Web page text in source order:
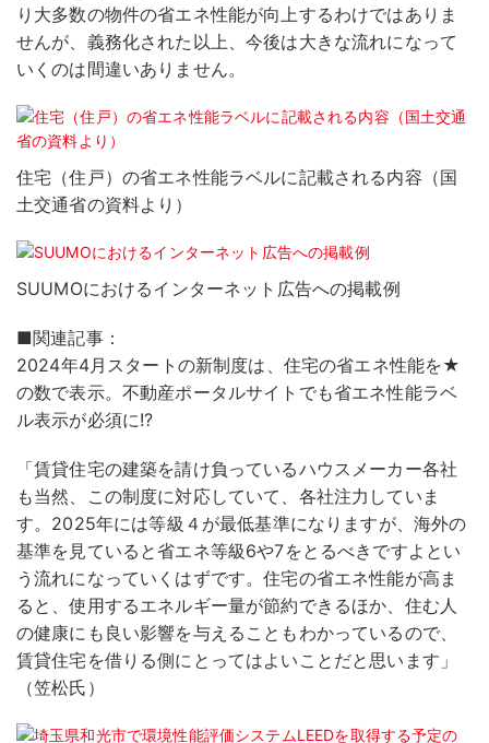
り大多数の物件の省エネ性能が向上するわけではありま
せんが、義務化された以上、今後は大きな流れになって
いくのは間違いありません。
住宅（住戸）の省エネ性能ラベルに記載される内容（国
土交通省の資料より）
SUUMOにおけるインターネット広告への掲載例
■関連記事：
2024年4月スタートの新制度は、住宅の省エネ性能を★
の数で表示。不動産ポータルサイトでも省エネ性能ラベ
ル表示が必須に!?
「賃貸住宅の建築を請け負っているハウスメーカー各社
も当然、この制度に対応していて、各社注力していま
す。2025年には等級４が最低基準になりますが、海外の
基準を見ていると省エネ等級6や7をとるべきですよとい
う流れになっていくはずです。住宅の省エネ性能が高ま
ると、使用するエネルギー量が節約できるほか、住む人
の健康にも良い影響を与えることもわかっているので、
賃貸住宅を借りる側にとってはよいことだと思います」
（笠松氏）